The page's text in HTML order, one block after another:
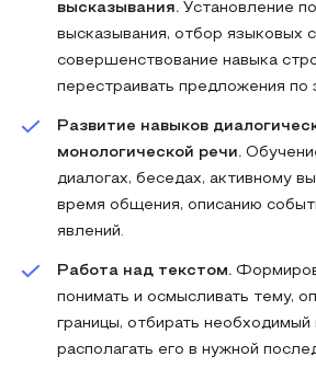
высказывания. Установление
высказывания, отбор языковых
совершенствование навыка
перестраивать предложения по
Развитие навыков
монологической речи.
диалогах, беседах, активному
время общения, описанию
явлений.
Работа над текстом.
понимать и осмысливать тему,
границы, отбирать необходимый
располагать его в нужной